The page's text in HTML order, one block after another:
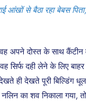
आंखों से बैठा रहा बेबस
अपने दोस्त के साथ कैंटीन
सिर्फ दही लेने के लिए
ही देखते पूरी बिल्डिंग
का शव निकाला गया,